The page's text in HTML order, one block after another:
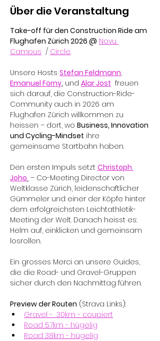
Über die Veranstaltung
Take-off für den Construction Ride am
Flughafen Zürich 2026 @ Novu
Campus / Circle.
Unsere Hosts Stefan Feldmann,
Emanuel Forny, und Alar Jost freuen
sich darauf, die Construction-Ride-
Community auch in 2026 am
Flughafen Zürich willkommen zu
heissen – dort, wo Business, Innovation
und Cycling-Mindset ihre
gemeinsame Startbahn haben.
Den ersten Impuls setzt Christoph
Joho – Co-Meeting Director von
Weltklasse Zürich, leidenschaftlicher
Gümmeler und einer der Köpfe hinter
dem erfolgreichsten Leichtathletik-
Meeting der Welt. Danach heisst es:
Helm auf, einklicken und gemeinsam
losrollen.
Ein grosses Merci an unsere Guides,
die die Road- und Gravel-Gruppen
sicher durch den Nachmittag führen.
Preview der Routen (Strava Links):
Gravel -  30km - coupiert
Road 57km - hügelig
Road 38km - hügelig